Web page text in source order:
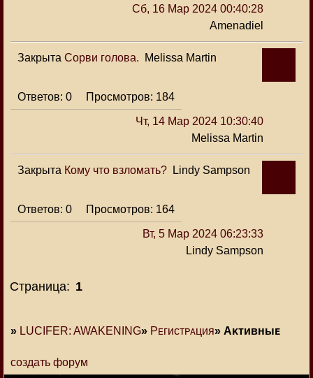
Сб, 16 Мар 2024 00:40:28
Amenadiel
Закрыта Сорви голова. Melissa Martin
0 184
Чт, 14 Мар 2024 10:30:40
Melissa Martin
Закрыта Кому что взломать? Lindy Sampson
0 164
Вт, 5 Мар 2024 06:23:33
Lindy Sampson
Страница: 1
» LUCIFER: AWAKENING» Рᴇᴦиᴄᴛᴩᴀция» Аᴋᴛиʙныᴇ
создать форум